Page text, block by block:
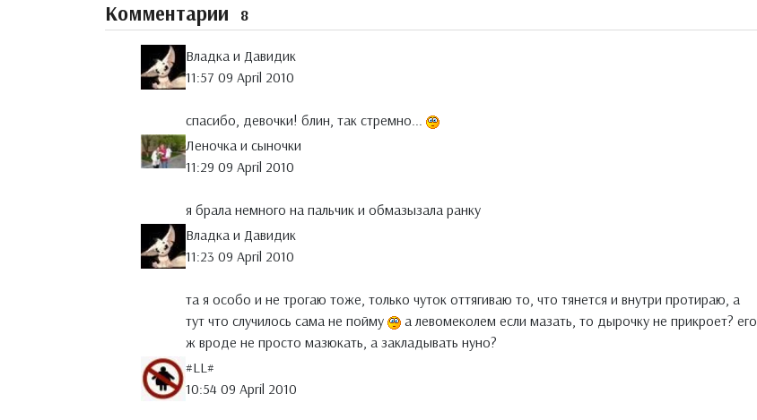
Комментарии 8
Владка и Давидик
11:57 09 April 2010
спасибо, девочки! блин, так стремно...
Леночка и сыночки
11:29 09 April 2010
я брала немного на пальчик и обмазызала ранку
Владка и Давидик
11:23 09 April 2010
та я особо и не трогаю тоже, только чуток оттягиваю то, что тянется и внутри протираю, а
тут что случилось сама не пойму
а левомеколем если мазать, то дырочку не прикроет? его
ж вроде не просто мазюкать, а закладывать нуно?
#LL#
10:54 09 April 2010